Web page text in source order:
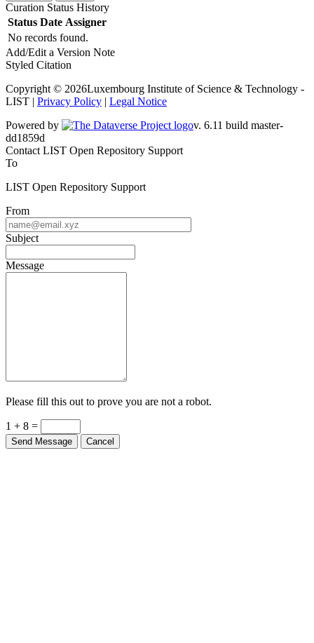
Curation Status History
Status Date Assigner
No records found.
Add/Edit a Version Note
Styled Citation
Copyright © 2026Luxembourg Institute of Science & Technology -
LIST | Privacy Policy | Legal Notice
Powered by
Contact LIST Open Repository Support
To
LIST Open Repository Support
From
Subject
Message
Please fill this out to prove you are not a robot.
1 + 8 =
Send Message Cancel